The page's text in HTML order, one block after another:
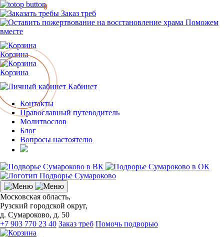
Заказ треб
Поможем
вместе
Корзина
Корзина
0
Кабинет
Контакты
Православный путеводитель
Молитвослов
Блог
Вопросы настоятелю
Московская область,
Рузский городской округ,
д. Сумароково, д. 50
+7 903 770 23 40 Заказ треб Помочь подворью